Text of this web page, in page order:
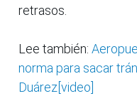
retrasos.
Lee también:
norma para sacar
Duárez[video]